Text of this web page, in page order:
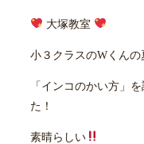
大塚教室
小３クラスのWくん
「インコのかい方」
た！
素晴らしい